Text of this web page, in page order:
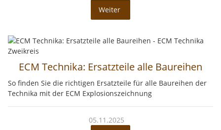
Weiter
ECM Technika: Ersatzteile alle Baureihen
So finden Sie die richtigen Ersatzteile für alle Baureihen der
Technika mit der ECM Explosionszeichnung
05.11.2025